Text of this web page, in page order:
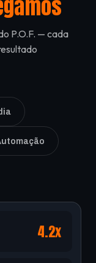
P.O.F. — cada
4.2x